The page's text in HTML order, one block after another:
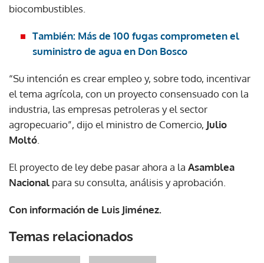
biocombustibles.
También: Más de 100 fugas comprometen el
suministro de agua en Don Bosco
“Su intención es crear empleo y, sobre todo, incentivar
el tema agrícola, con un proyecto consensuado con la
industria, las empresas petroleras y el sector
agropecuario”, dijo el ministro de Comercio, Julio
Moltó
El proyecto de ley debe pasar ahora a la Asamblea
Nacional para su consulta, análisis y aprobación.
Con información de Luis Jiménez.
Temas relacionados